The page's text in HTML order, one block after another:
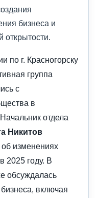
бизнеса и
открытости.
по г. Красногорску
группа
с
в
отдела
Никитов
изменениях
2025 году. В
обсуждалась
включая